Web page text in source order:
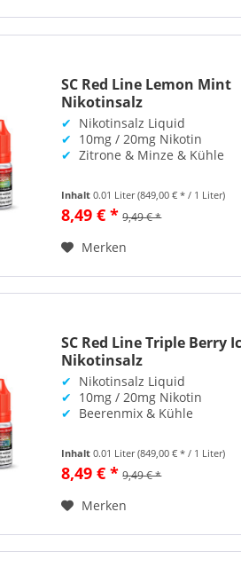
SC Red Line Lemon Mint
Nikotinsalz
✔ Nikotinsalz Liquid
✔ 10mg / 20mg Nikotin
✔ Zitrone & Minze & Kühle
Inhalt0.01 Liter(849,00 € * / 1 Liter)
8,49 € * 9,49 € *
Merken
SC Red Line Triple Berry
Nikotinsalz
✔ Nikotinsalz Liquid
✔ 10mg / 20mg Nikotin
✔ Beerenmix & Kühle
Inhalt0.01 Liter(849,00 € * / 1 Liter)
8,49 € * 9,49 € *
Merken